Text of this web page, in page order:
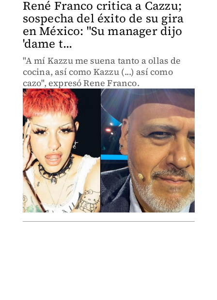
René Franco critica a Cazzu;
sospecha del éxito de su gira
en México: "Su manager dijo
'dame t...
"A mí Kazzu me suena tanto a ollas de
cocina, así como Kazzu (...) así como
cazo", expresó Rene Franco.